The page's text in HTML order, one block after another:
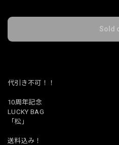
Sold
代引き不可！！
10周年記念
LUCKY BAG
「松」
送料込み！